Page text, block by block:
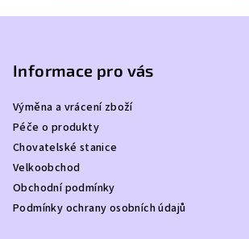
Informace pro vás
Výměna a vrácení zboží
Péče o produkty
Chovatelské stanice
Velkoobchod
Obchodní podmínky
Podmínky ochrany osobních údajů